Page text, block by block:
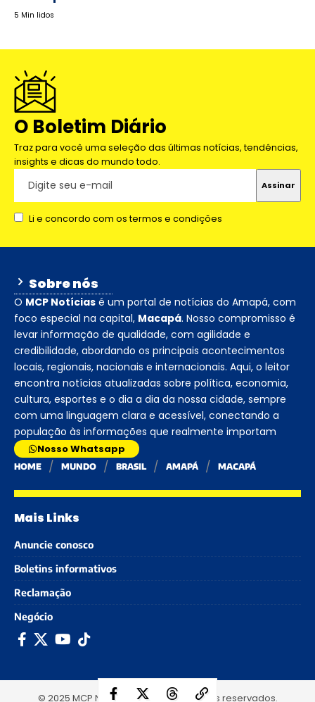
5 Min lidos
O Boletim Diário
Traz para você uma seleção das últimas notícias, tendências,
insights e dicas do mundo todo.
Li e concordo com os termos e condições
Sobre nós
O MCP Notícias é um portal de notícias do Amapá, com
foco especial na capital, Macapá. Nosso compromisso é
levar informação de qualidade, com agilidade e
credibilidade, abordando os principais acontecimentos
locais, regionais, nacionais e internacionais. Aqui, o leitor
encontra notícias atualizadas sobre política, economia,
cultura, esportes e o dia a dia da nossa cidade, sempre
com uma linguagem clara e acessível, conectando a
população às informações que realmente importam
Nosso Whatsapp
HOME MUNDO BRASIL AMAPÁ MACAPÁ
Mais Links
Anuncie conosco
Boletins informativos
Reclamação
Negócio
© 2025 MCP Notícias - Todos os direitos reservados.